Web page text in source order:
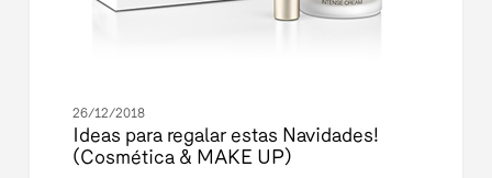
26/12/2018
Ideas para regalar estas Navidades!
(Cosmética & MAKE UP)